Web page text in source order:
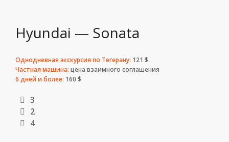
Hyundai — Sonata
Однодневная экскурсия по Тегерану: 121 $
Частная машина: цена взаимного соглашения
6 дней и более: 160 $
3
2
4